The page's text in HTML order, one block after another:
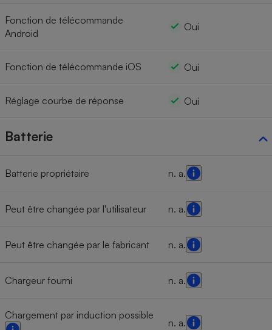
Fonction de télécommande
Android
Oui
Fonction de télécommande iOS Oui
Réglage courbe de réponse Oui
Batterie
Batterie propriétaire n. a.
Peut être changée par l'utilisateur n. a.
Peut être changée par le fabricant n. a.
Chargeur fourni n. a.
Chargement par induction possible
n. a.